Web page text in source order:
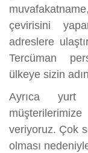
çevirisini
adreslere
Tercüman
ülkeye sizin
Ayrıca yurt
veriyoruz. Çok
olması